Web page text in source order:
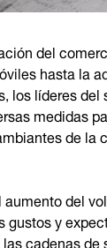
del
hasta la
los líderes del
medidas
de la
del
gustos y
cadenas